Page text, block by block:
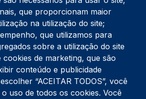
234 390 100
Nazaré
que proporcionam maior
na utilização do site;
que utilizamos para
sobre a utilização do site
cookies de marketing, que são
conteúdo e publicidade
“ACEITAR TODOS”, você
uso de todos os cookies. Você